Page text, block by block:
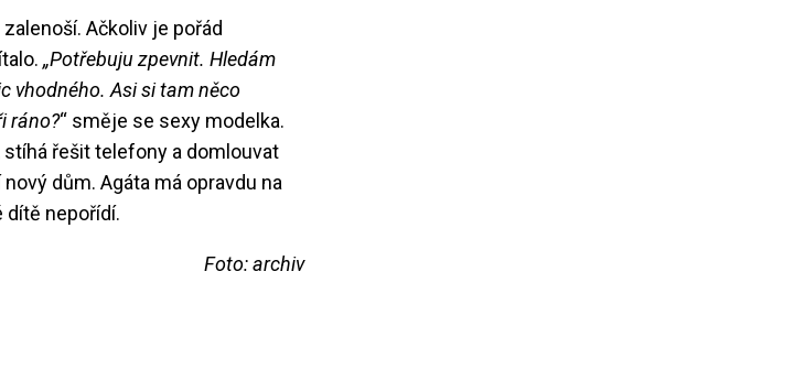
Ačkoliv je pořád
„Potřebuju zpevnit. Hledám
vhodného. Asi si tam něco
ráno?“ směje se sexy modelka.
řešit telefony a domlouvat
dům. Agáta má opravdu na
dítě nepořídí.
Foto: archiv